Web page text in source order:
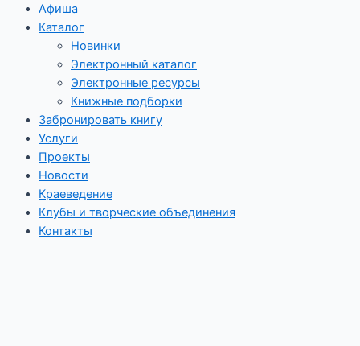
Афиша
Каталог
Новинки
Электронный каталог
Электронные ресурсы
Книжные подборки
Забронировать книгу
Услуги
Проекты
Новости
Краеведение
Клубы и творческие объединения
Контакты